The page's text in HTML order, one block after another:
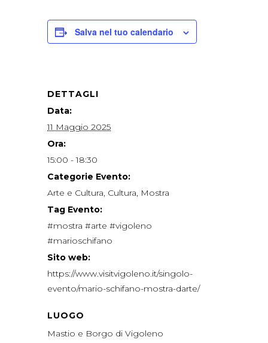
Salva nel tuo calendario
DETTAGLI
Data:
11 Maggio 2025
Ora:
15:00 - 18:30
Categorie Evento:
Arte e Cultura, Cultura, Mostra
Tag Evento:
#mostra #arte #vigoleno
#marioschifano
Sito web:
https://www.visitvigoleno.it/singolo-
evento/mario-schifano-mostra-darte/
LUOGO
Mastio e Borgo di Vigoleno